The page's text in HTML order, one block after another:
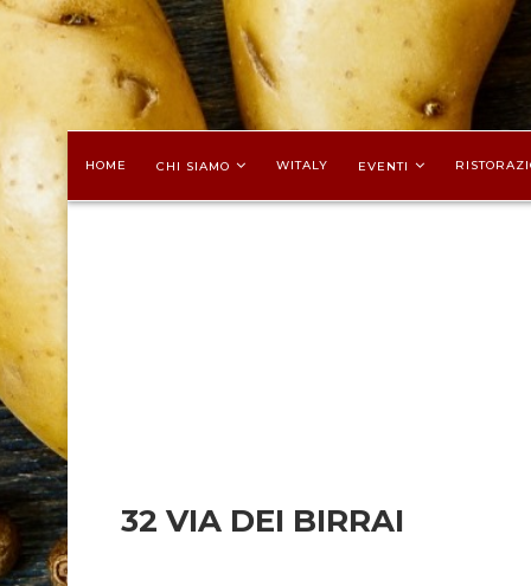
HOME CHI SIAMO WITALY EVENTI
32 VIA DEI BIRRAI